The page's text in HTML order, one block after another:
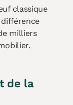
classique
différence
milliers
de la